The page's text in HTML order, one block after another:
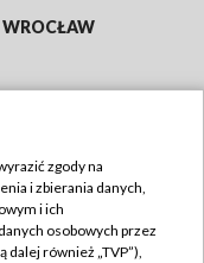
WROCŁAW
zgody na
i zbierania danych,
i ich
osobowych przez
dalej również „TVP”),